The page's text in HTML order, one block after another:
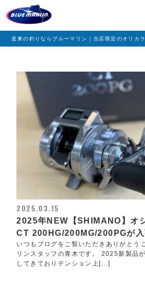
道東の釣りならブルーマリン｜当店限定のオリカ
2025.03.15
2025年NEW【SHIMANO】オ
CT 200HG/200MG/200PGが入
いつもブログをご覧いただきありがとう
リンスタッフの青木です。 2025新製品
してきておりテンション上[...]